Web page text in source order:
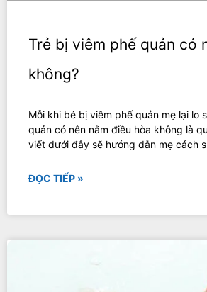
Trẻ bị viêm phế quản có
không?
Mỗi khi bé bị viêm phế quản mẹ lại lo
quản có nên nằm điều hòa không là
viết dưới đây sẽ hướng dẫn mẹ cách
ĐỌC TIẾP »